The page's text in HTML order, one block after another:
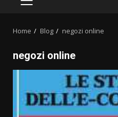
PRIMARY
Home Blog negozi online
negozi online